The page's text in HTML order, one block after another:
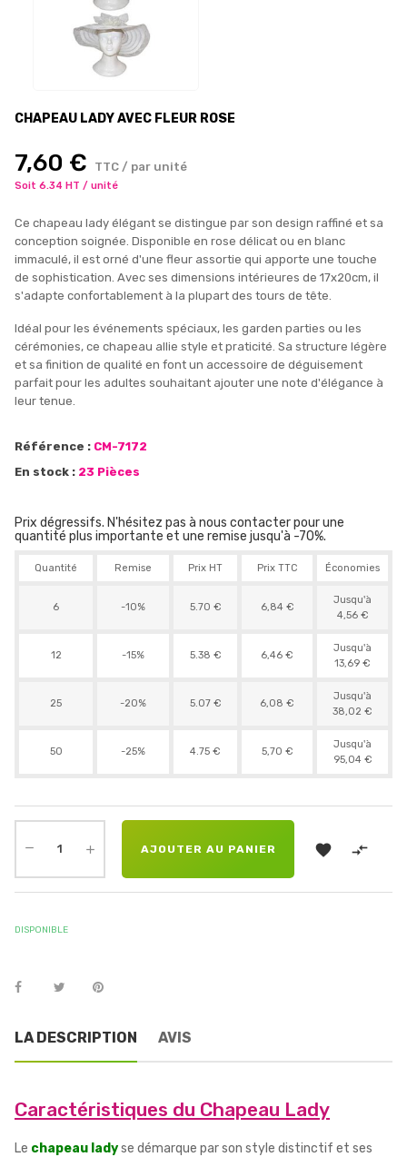
CHAPEAU LADY AVEC FLEUR ROSE
7,60 € TTC / par unité
Soit 6.34 HT / unité
Ce chapeau lady élégant se distingue par son design raffiné et sa
conception soignée. Disponible en rose délicat ou en blanc
immaculé, il est orné d'une fleur assortie qui apporte une touche
de sophistication. Avec ses dimensions intérieures de 17x20cm, il
s'adapte confortablement à la plupart des tours de tête.
Idéal pour les événements spéciaux, les garden parties ou les
cérémonies, ce chapeau allie style et praticité. Sa structure légère
et sa finition de qualité en font un accessoire de déguisement
parfait pour les adultes souhaitant ajouter une note d'élégance à
leur tenue.
Référence : CM-7172
En stock : 23 Pièces
Prix dégressifs. N'hésitez pas à nous contacter pour une
quantité plus importante et une remise jusqu'à -70%.
Quantité Remise Prix HT Prix TTC Économies
6 -10% 5.70 € 6,84 €
Jusqu'à
4,56 €
12 -15% 5.38 € 6,46 €
Jusqu'à
13,69 €
25 -20% 5.07 € 6,08 €
Jusqu'à
38,02 €
50 -25% 4.75 € 5,70 €
Jusqu'à
95,04 €
AJOUTER AU PANIER  
DISPONIBLE
LA DESCRIPTION AVIS
Caractéristiques du Chapeau Lady
Le chapeau ladyse démarque par son style distinctif et ses